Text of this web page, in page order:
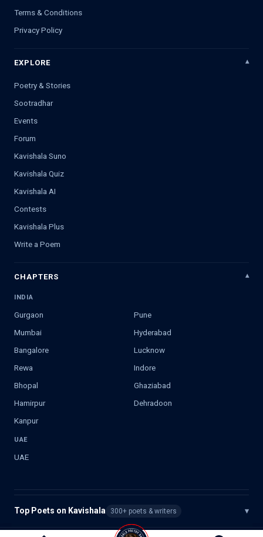
Terms & Conditions
Privacy Policy
EXPLORE
Poetry & Stories
Sootradhar
Events
Forum
Kavishala Suno
Kavishala Quiz
Kavishala AI
Contests
Kavishala Plus
Write a Poem
CHAPTERS
INDIA
Gurgaon
Pune
Mumbai
Hyderabad
Bangalore
Lucknow
Rewa
Indore
Bhopal
Ghaziabad
Hamirpur
Dehradoon
Kanpur
UAE
UAE
Top Poets on Kavishala 300+ poets & writers ▾